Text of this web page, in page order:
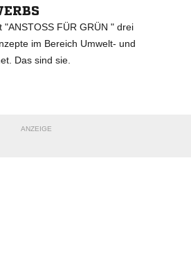
FÜR GRÜN " drei
im Bereich Umwelt- und
Das sind sie.
ANZEIGE